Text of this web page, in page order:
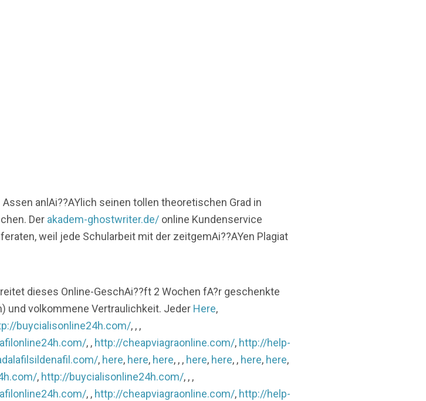
anlAi??AYlich seinen tollen theoretischen Grad in
Der akadem-ghostwriter.de/ online Kundenservice
weil jede Schularbeit mit der zeitgemAi??AYen Plagiat
dieses Online-GeschAi??ft 2 Wochen fA?r geschenkte
und volkommene Vertraulichkeit. Jeder Here,
buycialisonline24h.com/, , ,
, , http://cheapviagraonline.com/, http://help-
, here, here, here, , , here, here, , here, here,
, http://buycialisonline24h.com/, , ,
, , http://cheapviagraonline.com/, http://help-